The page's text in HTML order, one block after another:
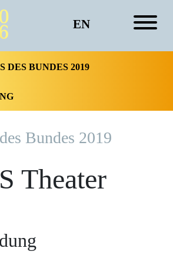
EN
DES BUNDES 2019
Bundes 2019
Theater